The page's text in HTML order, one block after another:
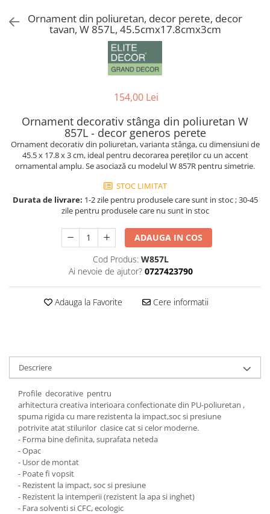
Coloane din poliuretan
Pilastri poliuretan
Profile decorative din polimer rigid
rigid
Plinte decorative din polimer rigid
Rozete decorative
Ornament din poliuretan, decor perete, decor
tavan, W 857L, 45.5cmx17.8cmx3cm
154,00 Lei
Ornament decorativ stânga din poliuretan W
857L - decor generos perete
Ornament decorativ din poliuretan, varianta stânga, cu dimensiuni de
45.5 x 17.8 x 3 cm, ideal pentru decorarea pereților cu un accent
ornamental amplu. Se asociază cu modelul W 857R pentru simetrie.
STOC LIMITAT
Durata de livrare: 1-2 zile pentru produsele care sunt in stoc ; 30-45
zile pentru produsele care nu sunt in stoc
ADAUGA IN COS
Cod Produs: W857L
Ai nevoie de ajutor? 0727423790
Adauga la Favorite Cere informatii
Descriere
Profile decorative pentru
arhitectura creativa interioara confectionate din PU-poliuretan ,
spuma rigida cu mare rezistenta la impact,soc si presiune
potrivite atat stilurilor clasice cat si celor moderne.
- Forma bine definita, suprafata neteda
- Opac
- Usor de montat
- Poate fi vopsit
- Rezistent la impact, soc si presiune
- Rezistent la intemperii (rezistent la apa si inghet)
- Fara solventi si CFC, ecologic